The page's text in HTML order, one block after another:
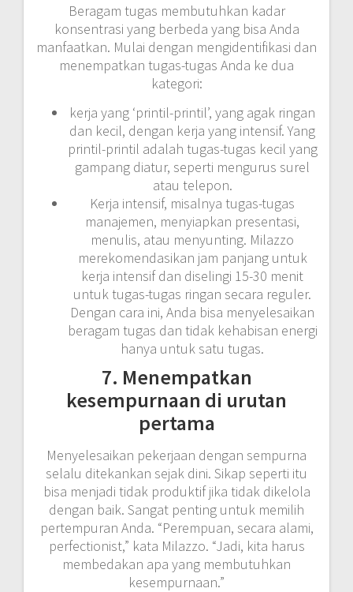
Beragam tugas membutuhkan kadar
konsentrasi yang berbeda yang bisa Anda
manfaatkan. Mulai dengan mengidentifikasi dan
menempatkan tugas-tugas Anda ke dua
kategori:
kerja yang ‘printil-printil’, yang agak ringan
dan kecil, dengan kerja yang intensif. Yang
printil-printil adalah tugas-tugas kecil yang
gampang diatur, seperti mengurus surel
atau telepon.
Kerja intensif, misalnya tugas-tugas
manajemen, menyiapkan presentasi,
menulis, atau menyunting. Milazzo
merekomendasikan jam panjang untuk
kerja intensif dan diselingi 15-30 menit
untuk tugas-tugas ringan secara reguler.
Dengan cara ini, Anda bisa menyelesaikan
beragam tugas dan tidak kehabisan energi
hanya untuk satu tugas.
7. Menempatkan
kesempurnaan di urutan
pertama
Menyelesaikan pekerjaan dengan sempurna
selalu ditekankan sejak dini. Sikap seperti itu
bisa menjadi tidak produktif jika tidak dikelola
dengan baik. Sangat penting untuk memilih
pertempuran Anda. “Perempuan, secara alami,
perfectionist,” kata Milazzo. “Jadi, kita harus
membedakan apa yang membutuhkan
kesempurnaan.”